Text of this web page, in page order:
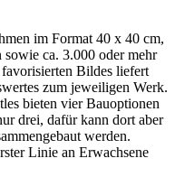
im Format 40 x 40 cm,
ca. 3.000 oder mehr
Bildes liefert
zum jeweiligen Werk.
bieten vier Bauoptionen
drei, dafür kann dort aber
werden.
Linie an Erwachsene